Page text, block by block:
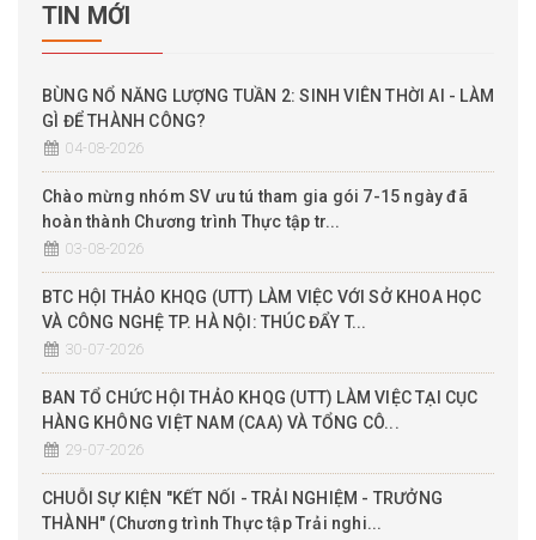
TIN MỚI
BÙNG NỔ NĂNG LƯỢNG TUẦN 2: SINH VIÊN THỜI AI - LÀM
GÌ ĐỂ THÀNH CÔNG?
04-08-2026
Chào mừng nhóm SV ưu tú tham gia gói 7-15 ngày đã
hoàn thành Chương trình Thực tập tr...
03-08-2026
BTC HỘI THẢO KHQG (UTT) LÀM VIỆC VỚI SỞ KHOA HỌC
VÀ CÔNG NGHỆ TP. HÀ NỘI: THÚC ĐẨY T...
30-07-2026
BAN TỔ CHỨC HỘI THẢO KHQG (UTT) LÀM VIỆC TẠI CỤC
HÀNG KHÔNG VIỆT NAM (CAA) VÀ TỔNG CÔ...
29-07-2026
CHUỖI SỰ KIỆN "KẾT NỐI - TRẢI NGHIỆM - TRƯỞNG
THÀNH" (Chương trình Thực tập Trải nghi...